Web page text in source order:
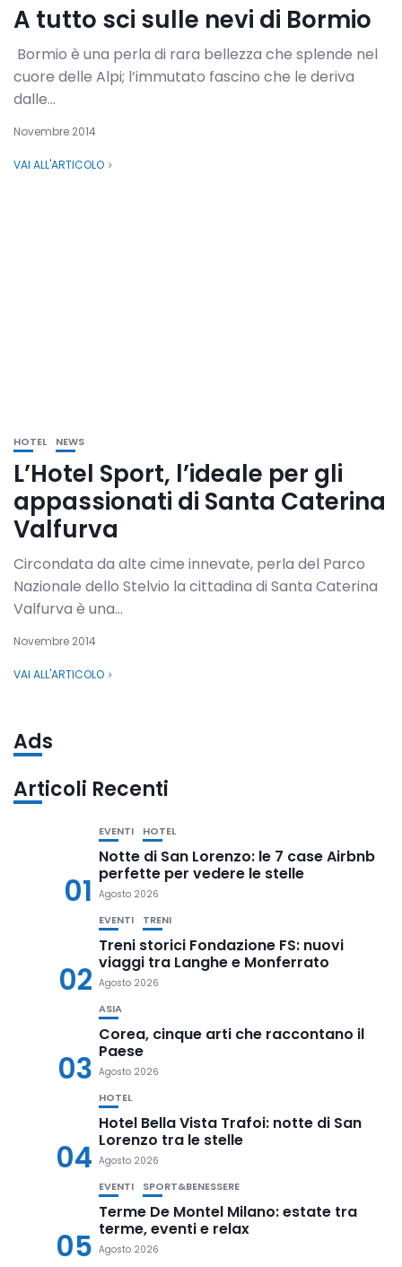
A tutto sci sulle nevi di Bormio
Bormio è una perla di rara bellezza che splende nel
cuore delle Alpi; l’immutato fascino che le deriva
dalle...
Novembre 2014
VAI ALL'ARTICOLO
HOTEL NEWS
L’Hotel Sport, l’ideale per gli
appassionati di Santa Caterina
Valfurva
Circondata da alte cime innevate, perla del Parco
Nazionale dello Stelvio la cittadina di Santa Caterina
Valfurva è una...
Novembre 2014
VAI ALL'ARTICOLO
Ads
Articoli Recenti
01
EVENTI HOTEL
Notte di San Lorenzo: le 7 case Airbnb
perfette per vedere le stelle
Agosto 2026
02
EVENTI TRENI
Treni storici Fondazione FS: nuovi
viaggi tra Langhe e Monferrato
Agosto 2026
03
ASIA
Corea, cinque arti che raccontano il
Paese
Agosto 2026
04
HOTEL
Hotel Bella Vista Trafoi: notte di San
Lorenzo tra le stelle
Agosto 2026
05
EVENTI SPORT&BENESSERE
Terme De Montel Milano: estate tra
terme, eventi e relax
Agosto 2026